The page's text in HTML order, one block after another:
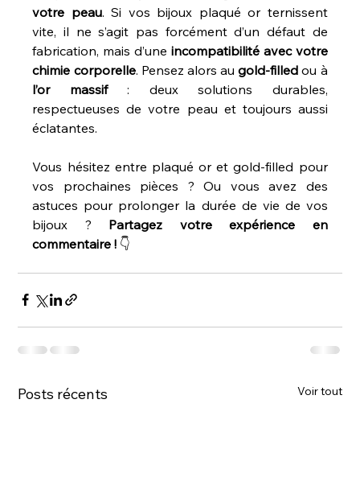
votre peau. Si vos bijoux plaqué or ternissent
vite, il ne s’agit pas forcément d’un défaut de
fabrication, mais d’une incompatibilité avec votre
chimie corporelle. Pensez alors au gold-filled
l’or
massif : deux solutions durables,
respectueuses de votre peau et toujours aussi
éclatantes.
Vous hésitez entre plaqué or et gold-filled pour
vos prochaines pièces ? Ou vous avez des
astuces pour prolonger la durée de vie de vos
bijoux ? Partagez votre expérience
en
commentaire ! 👇
Posts récents Voir tout